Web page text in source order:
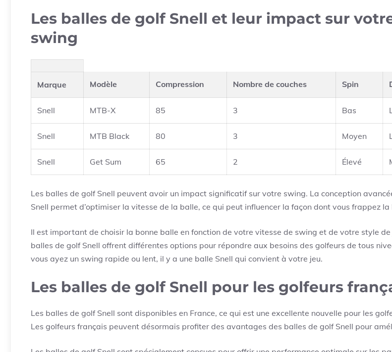
Les balles de golf Snell et leur impact sur
swing
Marque Modèle Compression Nombre de couches Spin
Snell MTB-X 85 3 Bas
Snell MTB Black 80 3 Moyen
Snell Get Sum 65 2 Élevé
Les balles de golf Snell peuvent avoir un impact significatif sur votre swing. La conception
Snell permet d’optimiser la vitesse de la balle, ce qui peut influencer la façon dont vous frappez la
Il est important de choisir la bonne balle en fonction de votre vitesse de swing et de votre style de
balles de golf Snell offrent différentes options pour répondre aux besoins des golfeurs de tous
vous ayez un swing rapide ou lent, il y a une balle Snell qui convient à votre jeu.
Les balles de golf Snell pour les golfeurs
Les balles de golf Snell sont disponibles en France, ce qui est une excellente nouvelle pour les
Les golfeurs français peuvent désormais profiter des avantages des balles de golf Snell pour